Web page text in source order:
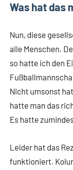
Was hat das
Nun, diese
alle Menschen.
so hatte ich den
Nicht umsonst
hatte man das
Es hatte
Leider hat das
funktioniert.